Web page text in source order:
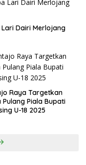
Dairi Merlojang
Raya Targetkan
Pulang Piala Bupati
U-18 2025